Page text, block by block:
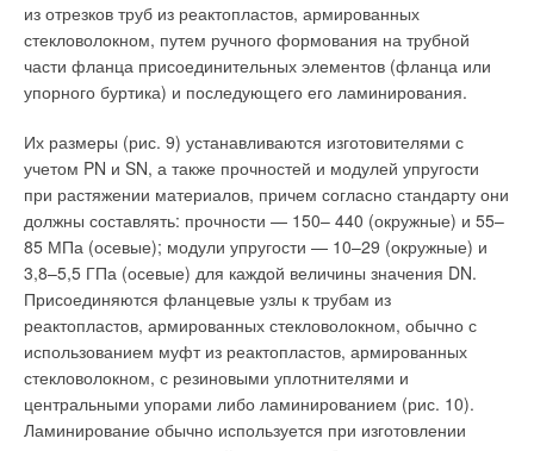
из отрезков труб из реактопластов, армированных
стекловолокном, путем ручного формования на трубной
части фланца присоединительных элементов (фланца или
упорного буртика) и последующего его ламинирования.
Их размеры (рис. 9) устанавливаются изготовителями с
учетом PN и SN, а также прочностей и модулей упругости
при растяжении материалов, причем согласно стандарту они
должны составлять: прочности — 150– 440 (окружные) и 55–
85 МПа (осевые); модули упругости — 10–29 (окружные) и
3,8–5,5 ГПа (осевые) для каждой величины значения DN.
Присоединяются фланцевые узлы к трубам из
реактопластов, армированных стекловолокном, обычно с
использованием муфт из реактопластов, армированных
стекловолокном, с резиновыми уплотнителями и
центральными упорами либо ламинированием (рис. 10).
Ламинирование обычно используется при изготовлении